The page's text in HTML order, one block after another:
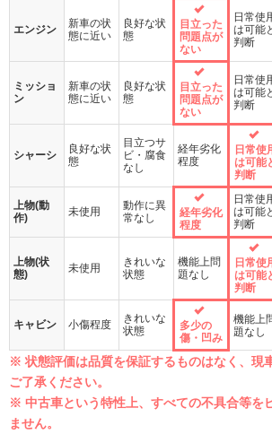
エンジン
新車の状
態に近い
良好な状
態
目立った
問題点が
ない
日常使
は可能
判断
ミッショ
ン
新車の状
態に近い
良好な状
態
目立った
問題点が
ない
日常使
は可能
判断
シャーシ
良好な状
態
目立つサ
ビ・腐食
なし
経年劣化
程度
日常使
は可能
判断
上物(動
作)
未使用
動作に異
常なし
経年劣化
程度
日常使
は可能
判断
上物(状
態)
未使用
きれいな
状態
機能上問
題なし
日常使
は可能
判断
キャビン 小傷程度
きれいな
状態
多少の
傷・凹み
機能上
題なし
※ 状態評価は品質を保証するものはなく、現
ご了承ください。
※ 中古車という特性上、すべての不具合等を
ません。